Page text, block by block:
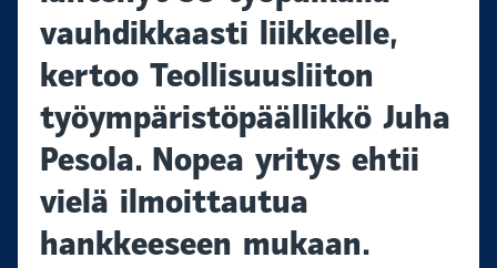
vauhdikkaasti liikkeelle,
kertoo Teollisuusliiton
työympäristöpäällikkö Juha
Pesola. Nopea yritys ehtii
vielä ilmoittautua
hankkeeseen mukaan.